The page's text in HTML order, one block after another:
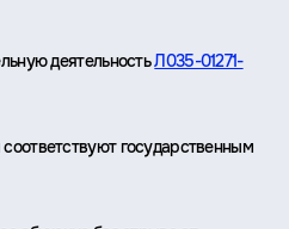
деятельностьЛ035-01271-
государственным